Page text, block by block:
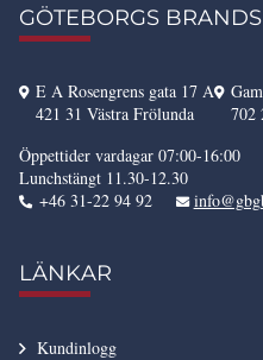
GÖTEBORGS
E A Rosengrens gata 17 A
421 31 Västra Frölunda
702
Öppettider vardagar 07:00-16:00
Lunchstängt 11.30-12.30
+46 31-22 94 92
LÄNKAR
Kundinlogg